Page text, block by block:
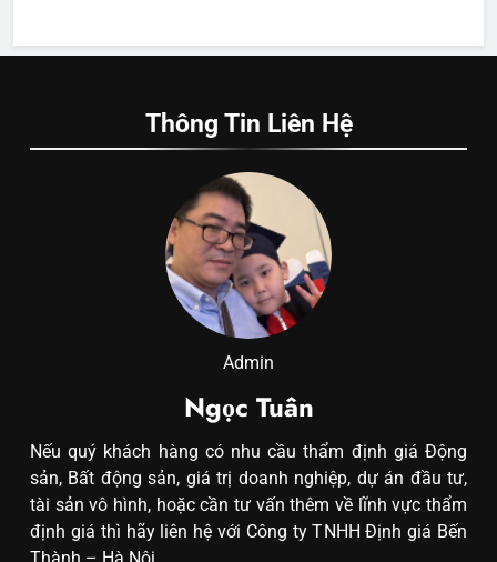
Thông Tin Liên Hệ
Admin
Ngọc Tuân
Nếu quý khách hàng có nhu cầu thẩm định giá Động
sản, Bất động sản, giá trị doanh nghiệp, dự án đầu tư,
tài sản vô hình, hoặc cần tư vấn thêm về lĩnh vực thẩm
định giá thì hãy liên hệ với Công ty TNHH Định giá Bến